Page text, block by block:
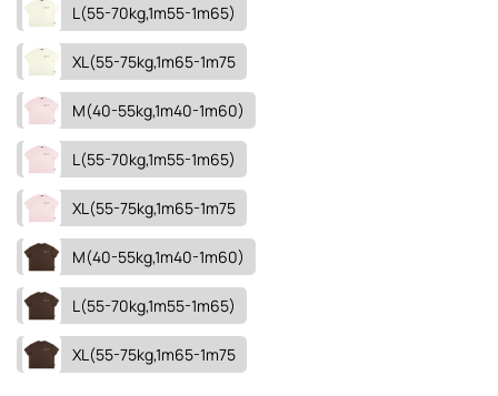
L(55-70kg,1m55-1m65)
XL(55-75kg,1m65-1m75
M(40-55kg,1m40-1m60)
L(55-70kg,1m55-1m65)
XL(55-75kg,1m65-1m75
M(40-55kg,1m40-1m60)
L(55-70kg,1m55-1m65)
XL(55-75kg,1m65-1m75